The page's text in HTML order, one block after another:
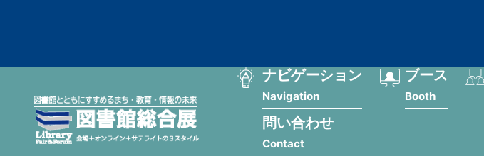
ン
ー
ザ
メ ナビゲーション
Navigation
ブース
Booth
問い合わせ
Contact